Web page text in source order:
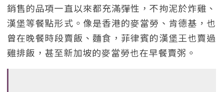
銷售的品項一直以來都充滿彈性，不拘泥於炸雞、
漢堡等餐點形式。像是香港的麥當勞、肯德基，也
曾在晚餐時段賣飯、麵食，菲律賓的漢堡王也賣過
雞排飯，甚至新加坡的麥當勞也在早餐賣粥。